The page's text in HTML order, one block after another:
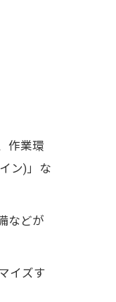
作業環
ン)」な
などが
イズす